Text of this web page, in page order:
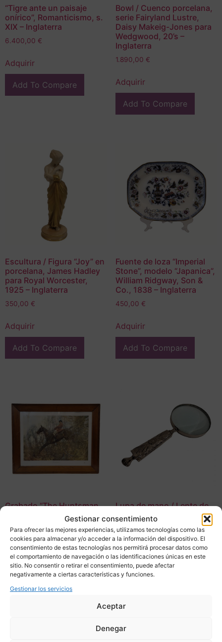
Gestionar consentimiento
Para ofrecer las mejores experiencias, utilizamos tecnologías como las
cookies para almacenar y/o acceder a la información del dispositivo. El
consentimiento de estas tecnologías nos permitirá procesar datos como
el comportamiento de navegación o las identificaciones únicas en este
sitio. No consentir o retirar el consentimiento, puede afectar
negativamente a ciertas características y funciones.
Gestionar los servicios
Aceptar
Denegar
“Tigre ante un paisaje
onírico”, Romanticismo, s.
XIX – Inglaterra
6.400,00 €
Adquirir
Add To Compare
Bowl / Cuenco porcelana,
serie Fairyland Lustre,
Daisy Makeig-Jones para
Wedgwood, 20’s –
Inglaterra
1.890,00 €
Adquirir
Add To Compare
Escultura / Figura “Joy” en
porcelana, James Hadley
para Royal Worcester,
1925 – Inglaterra
350,00 €
Adquirir
Add To Compare
Fuente de loza “Imperial
Stone”, modelo “Japanica”,
William Ridgway, Son &
Co., 1838 – Inglaterra
450,00 €
Adquirir
Add To Compare
Grabado “The Huntsman.
Ned on the Brown Mare”,
Sir Alfred James
Munnings, escuela de
Newlyn, 10’s – Inglaterra
275,00€
Adquirir
Lupa de mano / Lente de
aumento, Plateado, s. XX –
Inglaterra
240,00€
Adquirir